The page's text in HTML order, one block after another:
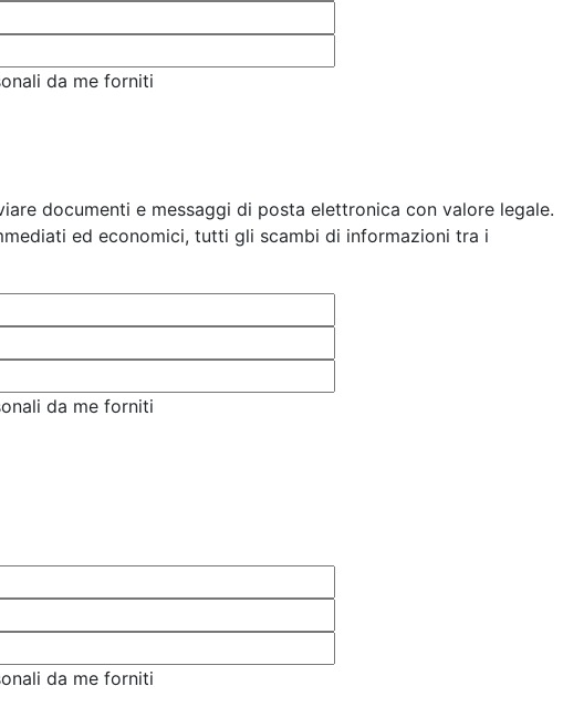
da me forniti
documenti e messaggi di posta elettronica con valore legale.
ed economici, tutti gli scambi di informazioni tra i
da me forniti
da me forniti